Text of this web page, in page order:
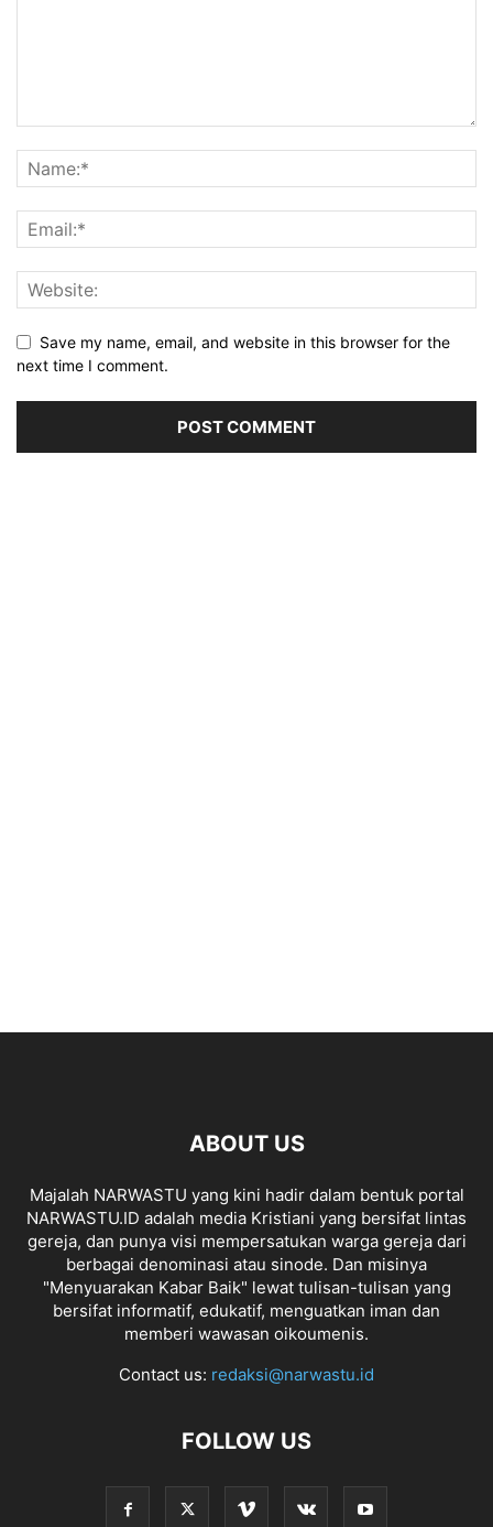
Save my name, email, and website in this browser for the
next time I comment.
ABOUT US
Majalah NARWASTU yang kini hadir dalam bentuk portal
NARWASTU.ID adalah media Kristiani yang bersifat lintas
gereja, dan punya visi mempersatukan warga gereja dari
berbagai denominasi atau sinode. Dan misinya
"Menyuarakan Kabar Baik" lewat tulisan-tulisan yang
bersifat informatif, edukatif, menguatkan iman dan
memberi wawasan oikoumenis.
Contact us: redaksi@narwastu.id
FOLLOW US